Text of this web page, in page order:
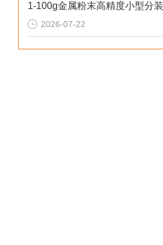
1-100g金属粉末高精度小型分
2026-07-22